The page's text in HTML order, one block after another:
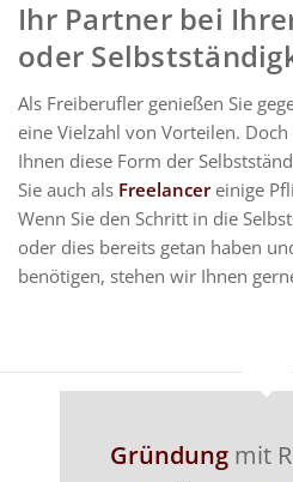
Ihr Partner bei
oder
Als Freiberufler genießen Sie
eine Vielzahl von Vorteilen.
Ihnen diese Form der
Sie auch als Freelancereinige
Wenn Sie den Schritt in die
oder dies bereits getan haben
benötigen, stehen wir Ihnen
Gründung mit